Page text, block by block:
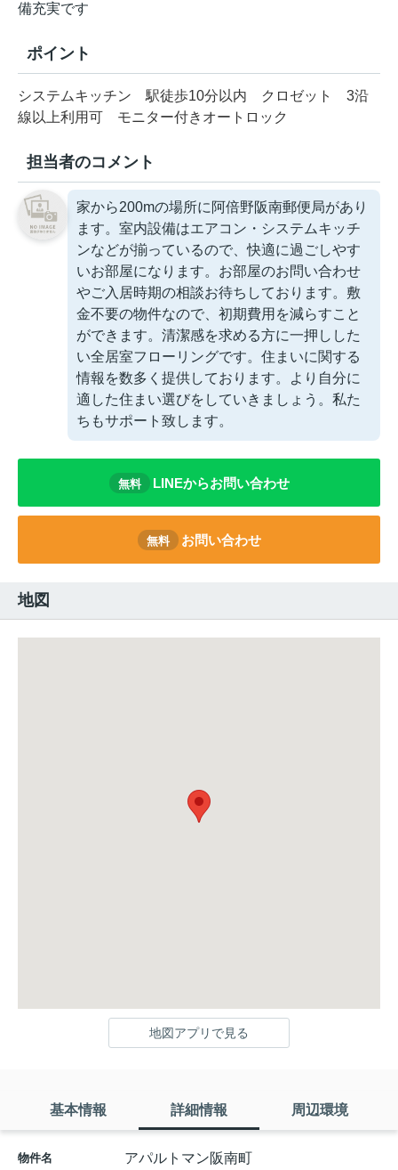
備充実です
ポイント
システムキッチン 駅徒歩10分以内 クロゼット
3沿
線以上利用可
モニター付きオートロック
担当者のコメント
家から200mの場所に阿倍野阪南郵便局があり
ます。室内設備はエアコン・システムキッチ
ンなどが揃っているので、快適に過ごしやす
いお部屋になります。お部屋のお問い合わせ
やご入居時期の相談お待ちしております。敷
金不要の物件なので、初期費用を減らすこと
ができます。清潔感を求める方に一押しした
い全居室フローリングです。住まいに関する
情報を数多く提供しております。より自分に
適した住まい選びをしていきましょう。私た
ちもサポート致します。
無料 LINEからお問い合わせ
無料 お問い合わせ
地図
地図アプリで見る
基本情報 詳細情報 周辺環境
物件名 アパルトマン阪南町